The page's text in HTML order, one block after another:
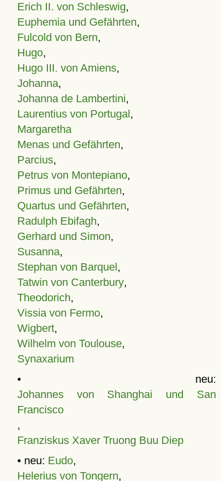
Erich II. von Schleswig,
Euphemia und Gefährten,
Fulcold von Bern,
Hugo,
Hugo III. von Amiens,
Johanna,
Johanna de Lambertini,
Laurentius von Portugal,
Margaretha
Menas und Gefährten,
Parcius,
Petrus von Montepiano,
Primus und Gefährten,
Quartus und Gefährten,
Radulph Ebifagh,
Gerhard und Simon,
Susanna,
Stephan von Barquel,
Tatwin von Canterbury,
Theodorich,
Vissia von Fermo,
Wigbert,
Wilhelm von Toulouse,
Synaxarium
• neu:
Johannes von Shanghai und San
Francisco
,
Franziskus Xaver Truong Buu Diep
• neu: Eudo,
Helerius von Tongern,